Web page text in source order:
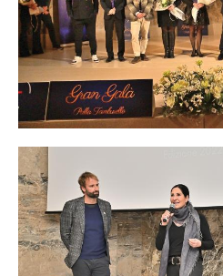
COMMISSIONE TECNICA
FEDERAZIONE TRASPARENTE
TESSERAMENTO